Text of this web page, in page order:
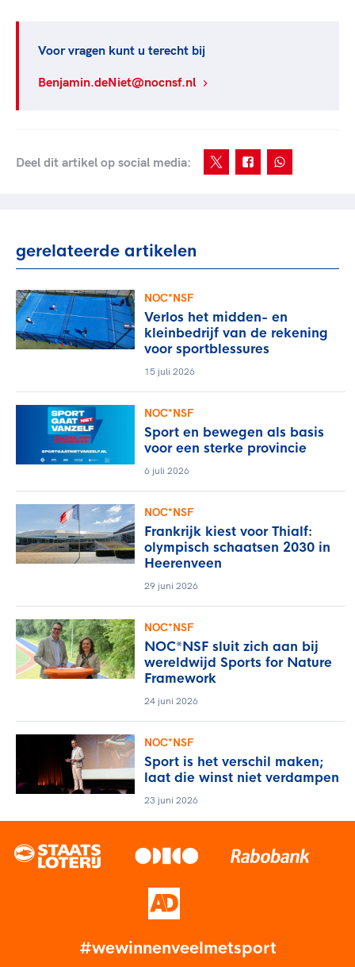
Voor vragen kunt u terecht bij
Benjamin.deNiet@nocnsf.nl
Deel dit artikel op social media:
gerelateerde artikelen
NOC*NSF
Verlos het midden- en
kleinbedrijf van de rekening
voor sportblessures
15 juli 2026
NOC*NSF
Sport en bewegen als basis
voor een sterke provincie
6 juli 2026
NOC*NSF
Frankrijk kiest voor Thialf:
olympisch schaatsen 2030 in
Heerenveen
29 juni 2026
NOC*NSF
NOC*NSF sluit zich aan bij
wereldwijd Sports for Nature
Framework
24 juni 2026
NOC*NSF
Sport is het verschil maken;
laat die winst niet verdampen
23 juni 2026
#wewinnenveelmetsport